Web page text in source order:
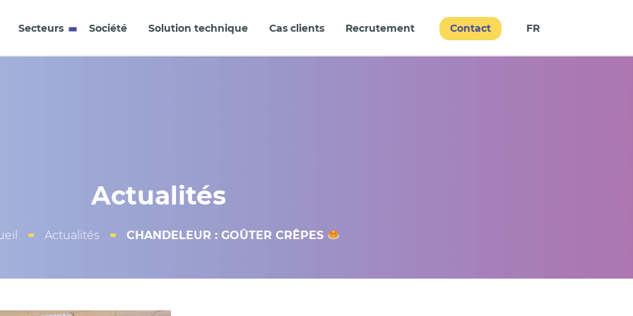
Secteurs Société Solution technique Cas clients Recrutement Contact FR
Actualités
Actualités CHANDELEUR : GOÛTER CRÊPES